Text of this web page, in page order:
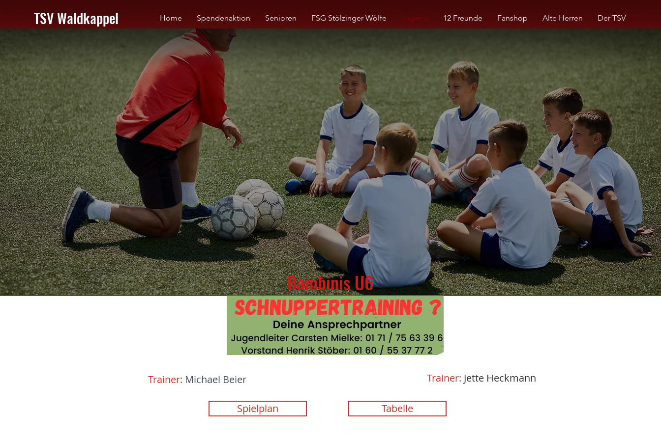
TSV Waldkappel Home Spendenaktion Senioren FSG Stölzinger Wölfe Jugend 12 Freunde Fanshop Alte Herren Der TSV
Bambinis U6
Trainer: Michael Beier
Spielplan
Trainer: Jette Heckmann
Tabelle